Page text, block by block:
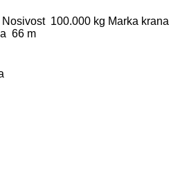
Nosivost 100.000 kg Marka krana
66 m